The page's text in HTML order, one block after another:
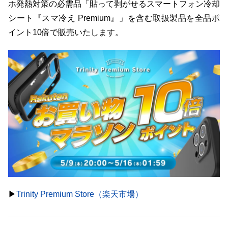
ホ発熱対策の必需品「貼って剥がせるスマートフォン冷却
シート『スマ冷え Premium』」を含む取扱製品を全品ポ
イント10倍で販売いたします。
▶︎Trinity Premium Store（楽天市場）